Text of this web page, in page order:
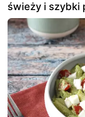
świeży i szybki